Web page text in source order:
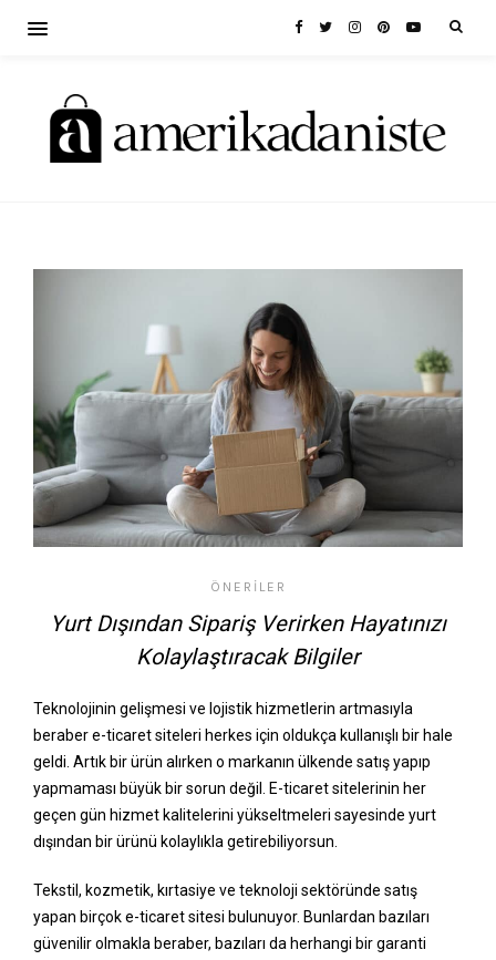
ÖNERILER
Yurt Dışından Sipariş Verirken Hayatınızı
Kolaylaştıracak Bilgiler
Teknolojinin gelişmesi ve lojistik hizmetlerin artmasıyla
beraber e-ticaret siteleri herkes için oldukça kullanışlı bir hale
geldi. Artık bir ürün alırken o markanın ülkende satış yapıp
yapmaması büyük bir sorun değil. E-ticaret sitelerinin her
geçen gün hizmet kalitelerini yükseltmeleri sayesinde yurt
dışından bir ürünü kolaylıkla getirebiliyorsun.
Tekstil, kozmetik, kırtasiye ve teknoloji sektöründe satış
yapan birçok e-ticaret sitesi bulunuyor. Bunlardan bazıları
güvenilir olmakla beraber, bazıları da herhangi bir garanti